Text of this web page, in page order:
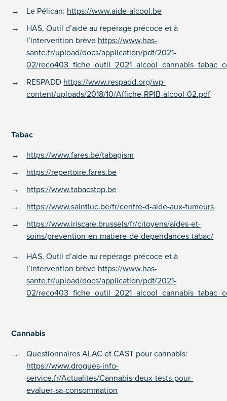
Le Pélican: https://www.aide-alcool.be
HAS, Outil d’aide au repérage précoce et à
l’intervention brève https://www.has-
sante.fr/upload/docs/application/pdf/2021-
02/
RESPADD https://www.respadd.org/wp-
content/uploads/2018/10/Affiche-RPIB-alcool-02.pdf
Tabac
https://www.fares.be/tabagism
https://repertoire.fares.be
https://www.tabacstop.be
https://www.saintluc.be/fr/centre-d-aide-aux-fumeurs
https://www.iriscare.brussels/fr/citoyens/aides-et-
soins/prevention-en-matiere-de-dependances-tabac/
HAS, Outil d’aide au repérage précoce et à
l’intervention brève https://www.has-
sante.fr/upload/docs/application/pdf/2021-
02/
Cannabis
Questionnaires ALAC et CAST pour cannabis:
https://www.drogues-info-
service.fr/Actualites/Cannabis-deux-tests-pour-
evaluer-sa-consommation